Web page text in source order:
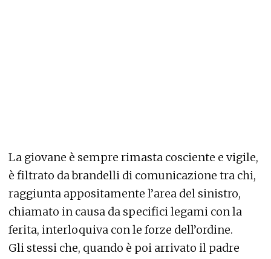
La giovane è sempre rimasta cosciente e vigile,
è filtrato da brandelli di comunicazione tra chi,
raggiunta appositamente l’area del sinistro,
chiamato in causa da specifici legami con la
ferita, interloquiva con le forze dell’ordine.
Gli stessi che, quando è poi arrivato il padre